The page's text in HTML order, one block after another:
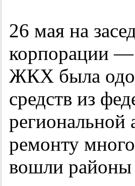
26 мая на
корпорации —
ЖКХ была
средств из
ремонту
вошли районы